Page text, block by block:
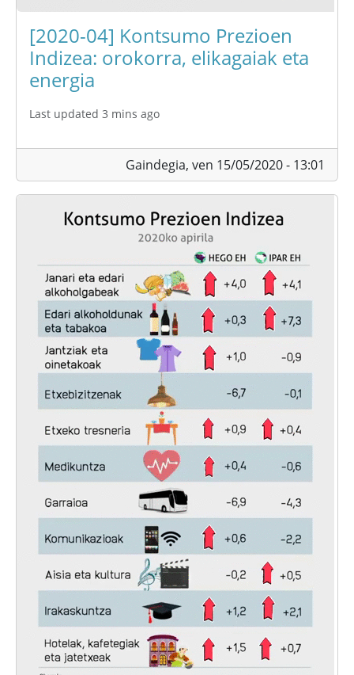
[2020-04] Kontsumo Prezioen
Indizea: orokorra, elikagaiak eta
energia
Last updated 3 mins ago
Gaindegia, ven 15/05/2020 - 13:01